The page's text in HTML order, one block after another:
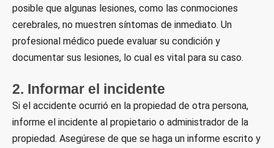
posible que algunas lesiones, como las conmociones
cerebrales, no muestren síntomas de inmediato. Un
profesional médico puede evaluar su condición y
documentar sus lesiones, lo cual es vital para su caso.
2. Informar el incidente
Si el accidente ocurrió en la propiedad de otra persona,
informe el incidente al propietario o administrador de la
propiedad. Asegúrese de que se haga un informe escrito y